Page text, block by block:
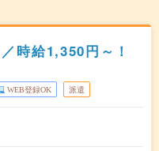
時給1,350円～！
WEB登録OK 派遣